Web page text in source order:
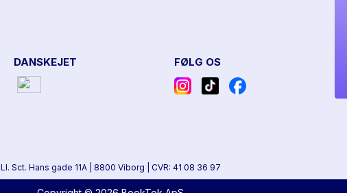
DANSKEJET FØLG OS
Ll. Sct. Hans gade 11A 8800 Viborg CVR: 41 08 36 97